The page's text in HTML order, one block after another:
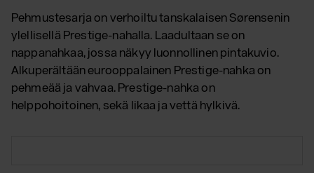
Pehmustesarja on verhoiltu tanskalaisen Sørensenin
ylellisellä Prestige-nahalla. Laadultaan se on
nappanahkaa, jossa näkyy luonnollinen pintakuvio.
Alkuperältään eurooppalainen Prestige-nahka on
pehmeää ja vahvaa. Prestige-nahka on
helppohoitoinen, sekä likaa ja vettä hylkivä.